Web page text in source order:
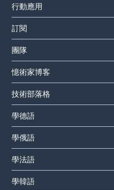
行動應用
訂閱
團隊
憶術家博客
技術部落格
學德語
學俄語
學法語
學韓語